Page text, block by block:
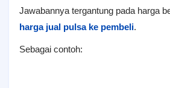
Jawabannya tergantung pada harga
harga jual pulsa ke pembeli.
Sebagai contoh: